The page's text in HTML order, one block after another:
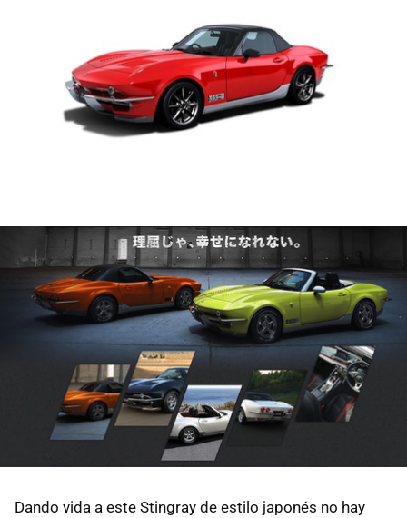
Dando vida a este Stingray de estilo japonés no hay